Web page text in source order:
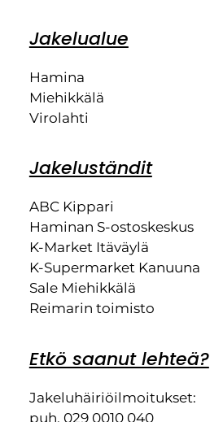
Jakelualue
Hamina
Miehikkälä
Virolahti
Jakeluständit
ABC Kippari
Haminan S-ostoskeskus
K-Market Itäväylä
K-Supermarket Kanuuna
Sale Miehikkälä
Reimarin toimisto
Etkö saanut lehteä?
Jakeluhäiriöilmoitukset:
puh. 029 0010 040